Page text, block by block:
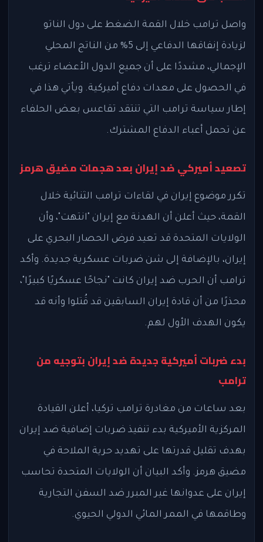
واصل ترامب خلال القمة الضغط على دول الناتو
لزيادة إنفاقها الدفاعي إلى 5% من الناتج المحلي
الإجمالي، مشددًا على أن جميع الدول الأعضاء ترغب
في الحصول على معدات دفاع أميركية. ويأتي هذا في
إطار سياسة ترامب التي تنتقد تقاعس بعض الحلفاء
عن تحمل أعباء الدفاع المشترك.
تصعيد أميركي ضد إيران بعد هجمات مضيق هرمز
تكرر موضوع إيران في لقاءات ترامب الثنائية خلال
القمة، حيث أعلن أن الهدنة مع إيران "انتهت"، وأن
الولايات المتحدة قد تعيد فرض الحصار البحري على
إيران، بالإضافة إلى شن ضربات عسكرية جديدة. وأكد
ترامب أن الحرب ضد إيران كانت "نجاحًا عسكريًا كبيرًا"،
محذرًا من أن قادة إيران السابقين قد قُتلوا وأنه قد
يكون الهدف الأول لهم.
بدء ضربات أميركية جديدة ضد إيران بتوجيه من
ترامب
بعد ساعات من مغادرة ترامب تركيا، أعلن القيادة
المركزية الأميركية بدء تنفيذ ضربات إضافية ضد إيران
بهدف تقليل قدرتها على تهديد حرية الملاحة في
مضيق هرمز. وأكد البيان أن الولايات المتحدة تحاسب
إيران على عدوانها غير المبرر ضد السفن التجارية
وطاقمها في الممر المائي الدولي الحيوي.